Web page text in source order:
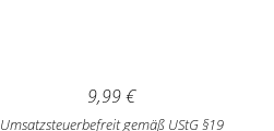
9,99€
Umsatzsteuerbefreit gemäß UStG §19